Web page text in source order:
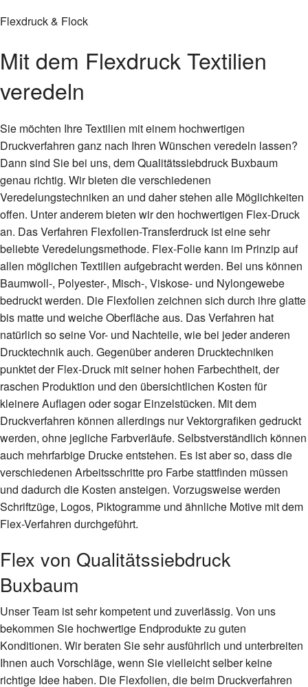
Flexdruck & Flock
Mit dem Flexdruck Textilien
veredeln
Sie möchten Ihre Textilien mit einem hochwertigen
Druckverfahren ganz nach Ihren Wünschen veredeln lassen?
Dann sind Sie bei uns, dem Qualitätssiebdruck Buxbaum
genau richtig. Wir bieten die verschiedenen
Veredelungstechniken an und daher stehen alle Möglichkeiten
offen. Unter anderem bieten wir den hochwertigen Flex-Druck
an. Das Verfahren Flexfolien-Transferdruck ist eine sehr
beliebte Veredelungsmethode. Flex-Folie kann im Prinzip auf
allen möglichen Textilien aufgebracht werden. Bei uns können
Baumwoll-, Polyester-, Misch-, Viskose- und Nylongewebe
bedruckt werden. Die Flexfolien zeichnen sich durch ihre glatte
bis matte und weiche Oberfläche aus. Das Verfahren hat
natürlich so seine Vor- und Nachteile, wie bei jeder anderen
Drucktechnik auch. Gegenüber anderen Drucktechniken
punktet der Flex-Druck mit seiner hohen Farbechtheit, der
raschen Produktion und den übersichtlichen Kosten für
kleinere Auflagen oder sogar Einzelstücken. Mit dem
Druckverfahren können allerdings nur Vektorgrafiken gedruckt
werden, ohne jegliche Farbverläufe. Selbstverständlich können
auch mehrfarbige Drucke entstehen. Es ist aber so, dass die
verschiedenen Arbeitsschritte pro Farbe stattfinden müssen
und dadurch die Kosten ansteigen. Vorzugsweise werden
Schriftzüge, Logos, Piktogramme und ähnliche Motive mit dem
Flex-Verfahren durchgeführt.
Flex von Qualitätssiebdruck
Buxbaum
Unser Team ist sehr kompetent und zuverlässig. Von uns
bekommen Sie hochwertige Endprodukte zu guten
Konditionen. Wir beraten Sie sehr ausführlich und unterbreiten
Ihnen auch Vorschläge, wenn Sie vielleicht selber keine
richtige Idee haben. Die Flexfolien, die beim Druckverfahren